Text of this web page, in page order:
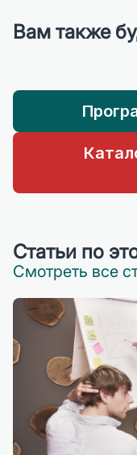
Вам также
Статьи по
Смотреть все